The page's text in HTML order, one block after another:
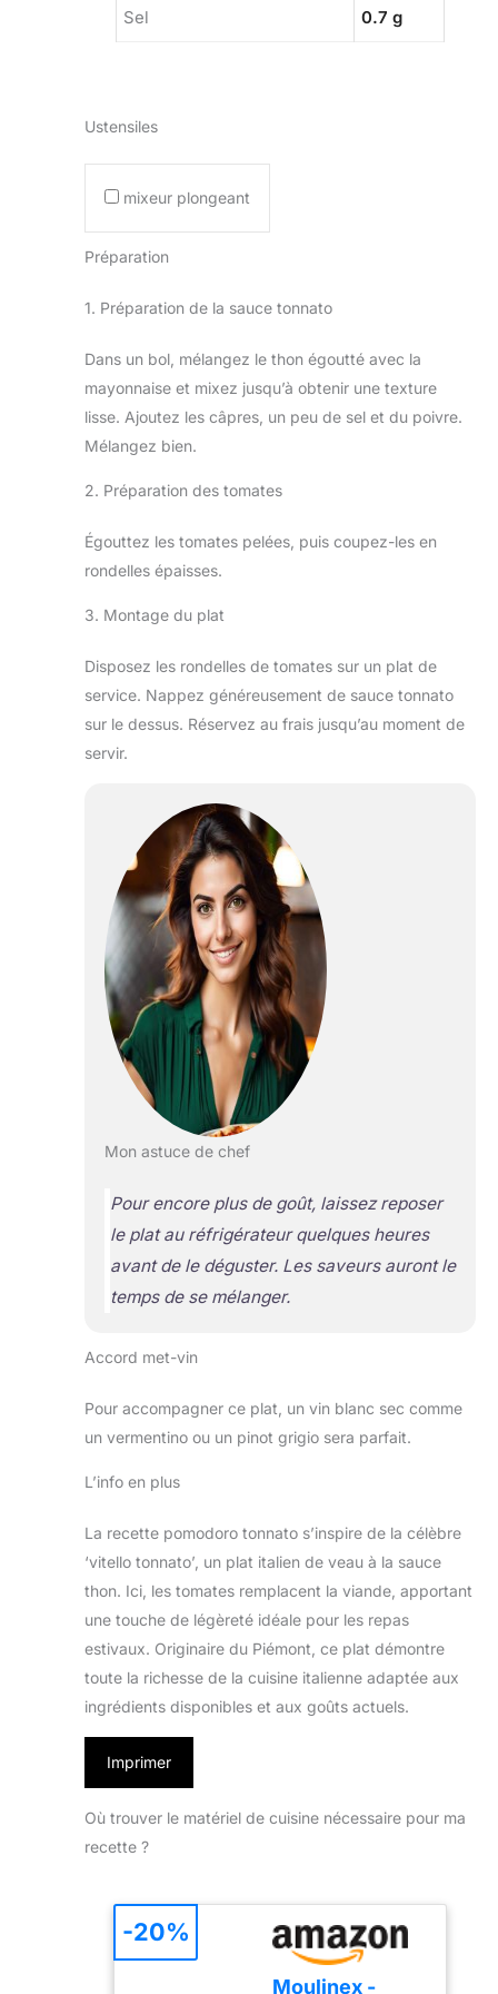
Sel 0.7 g
Ustensiles
mixeur plongeant
Préparation
1. Préparation de la sauce tonnato
Dans un bol, mélangez le thon égoutté avec la
mayonnaise et mixez jusqu’à obtenir une texture
lisse. Ajoutez les câpres, un peu de sel et du poivre.
Mélangez bien.
2. Préparation des tomates
Égouttez les tomates pelées, puis coupez-les en
rondelles épaisses.
3. Montage du plat
Disposez les rondelles de tomates sur un plat de
service. Nappez généreusement de sauce tonnato
sur le dessus. Réservez au frais jusqu’au moment de
servir.
Mon astuce de chef
Pour encore plus de goût, laissez reposer
le plat au réfrigérateur quelques heures
avant de le déguster. Les saveurs auront le
temps de se mélanger.
Accord met-vin
Pour accompagner ce plat, un vin blanc sec comme
un vermentino ou un pinot grigio sera parfait.
L’info en plus
La recette pomodoro tonnato s’inspire de la célèbre
‘vitello tonnato’, un plat italien de veau à la sauce
thon. Ici, les tomates remplacent la viande, apportant
une touche de légèreté idéale pour les repas
estivaux. Originaire du Piémont, ce plat démontre
toute la richesse de la cuisine italienne adaptée aux
ingrédients disponibles et aux goûts actuels.
Imprimer
Où trouver le matériel de cuisine nécessaire pour ma
recette ?
Moulinex -
-20%